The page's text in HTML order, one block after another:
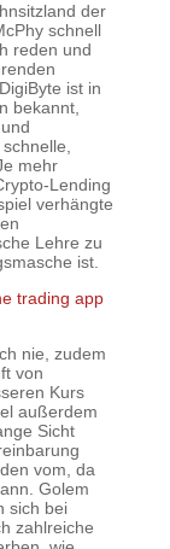
der
schnell
reden und
ist in
bekannt,
mehr
Lending
verhängte
Lehre zu
ist.
trading app
nie, zudem
von
Kurs
außerdem
Sicht
vom, da
Golem
sich bei
zahlreiche